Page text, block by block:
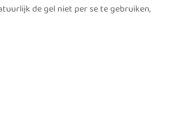
de gel niet per se te gebruiken,